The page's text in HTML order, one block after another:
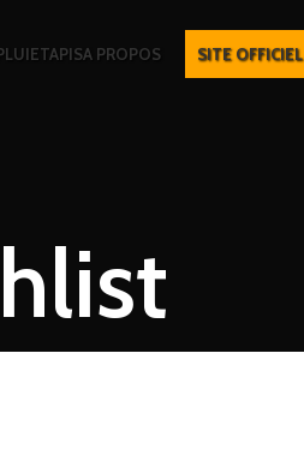
TAPISA PROPOS SITE OFFICIEL